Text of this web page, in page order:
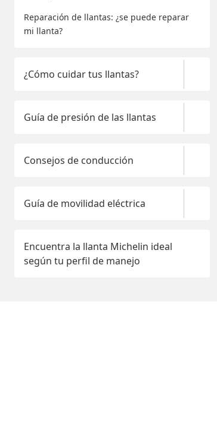
Reparación de llantas: ¿se puede reparar
mi llanta?
¿Cómo cuidar tus llantas?
Guía de presión de las llantas
Consejos de conducción
Guía de movilidad eléctrica
Encuentra la llanta Michelin ideal
según tu perfil de manejo